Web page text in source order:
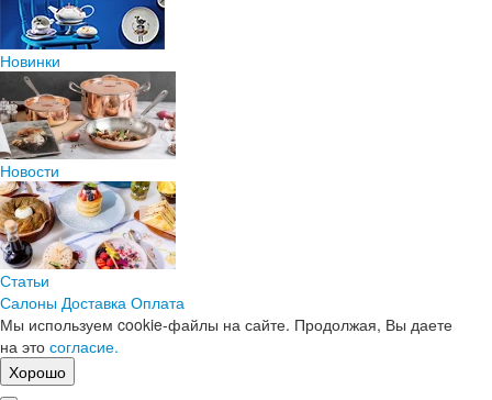
Новинки
Новости
Статьи
Салоны Доставка Оплата
Мы используем cookie-файлы на сайте. Продолжая, Вы даете
на это согласие.
Хорошо